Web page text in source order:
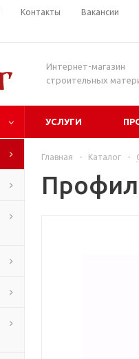
Контакты Вакансии
Интернет-магазин
строительных
УСЛУГИ
Главная - Каталог -